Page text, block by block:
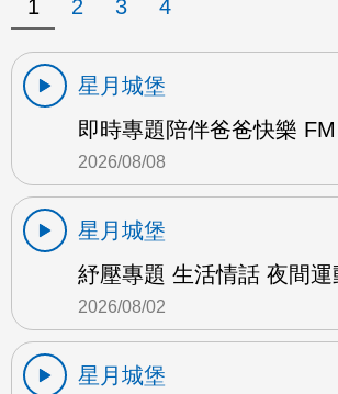
1 2 3 4
星月城堡
即時專題陪伴爸爸快樂
2026/08/08
星月城堡
紓壓專題 生活情話 夜間運
2026/08/02
星月城堡